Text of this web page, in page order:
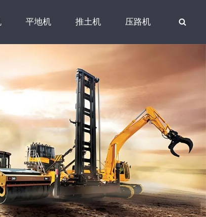
平地机 推土机 压路机